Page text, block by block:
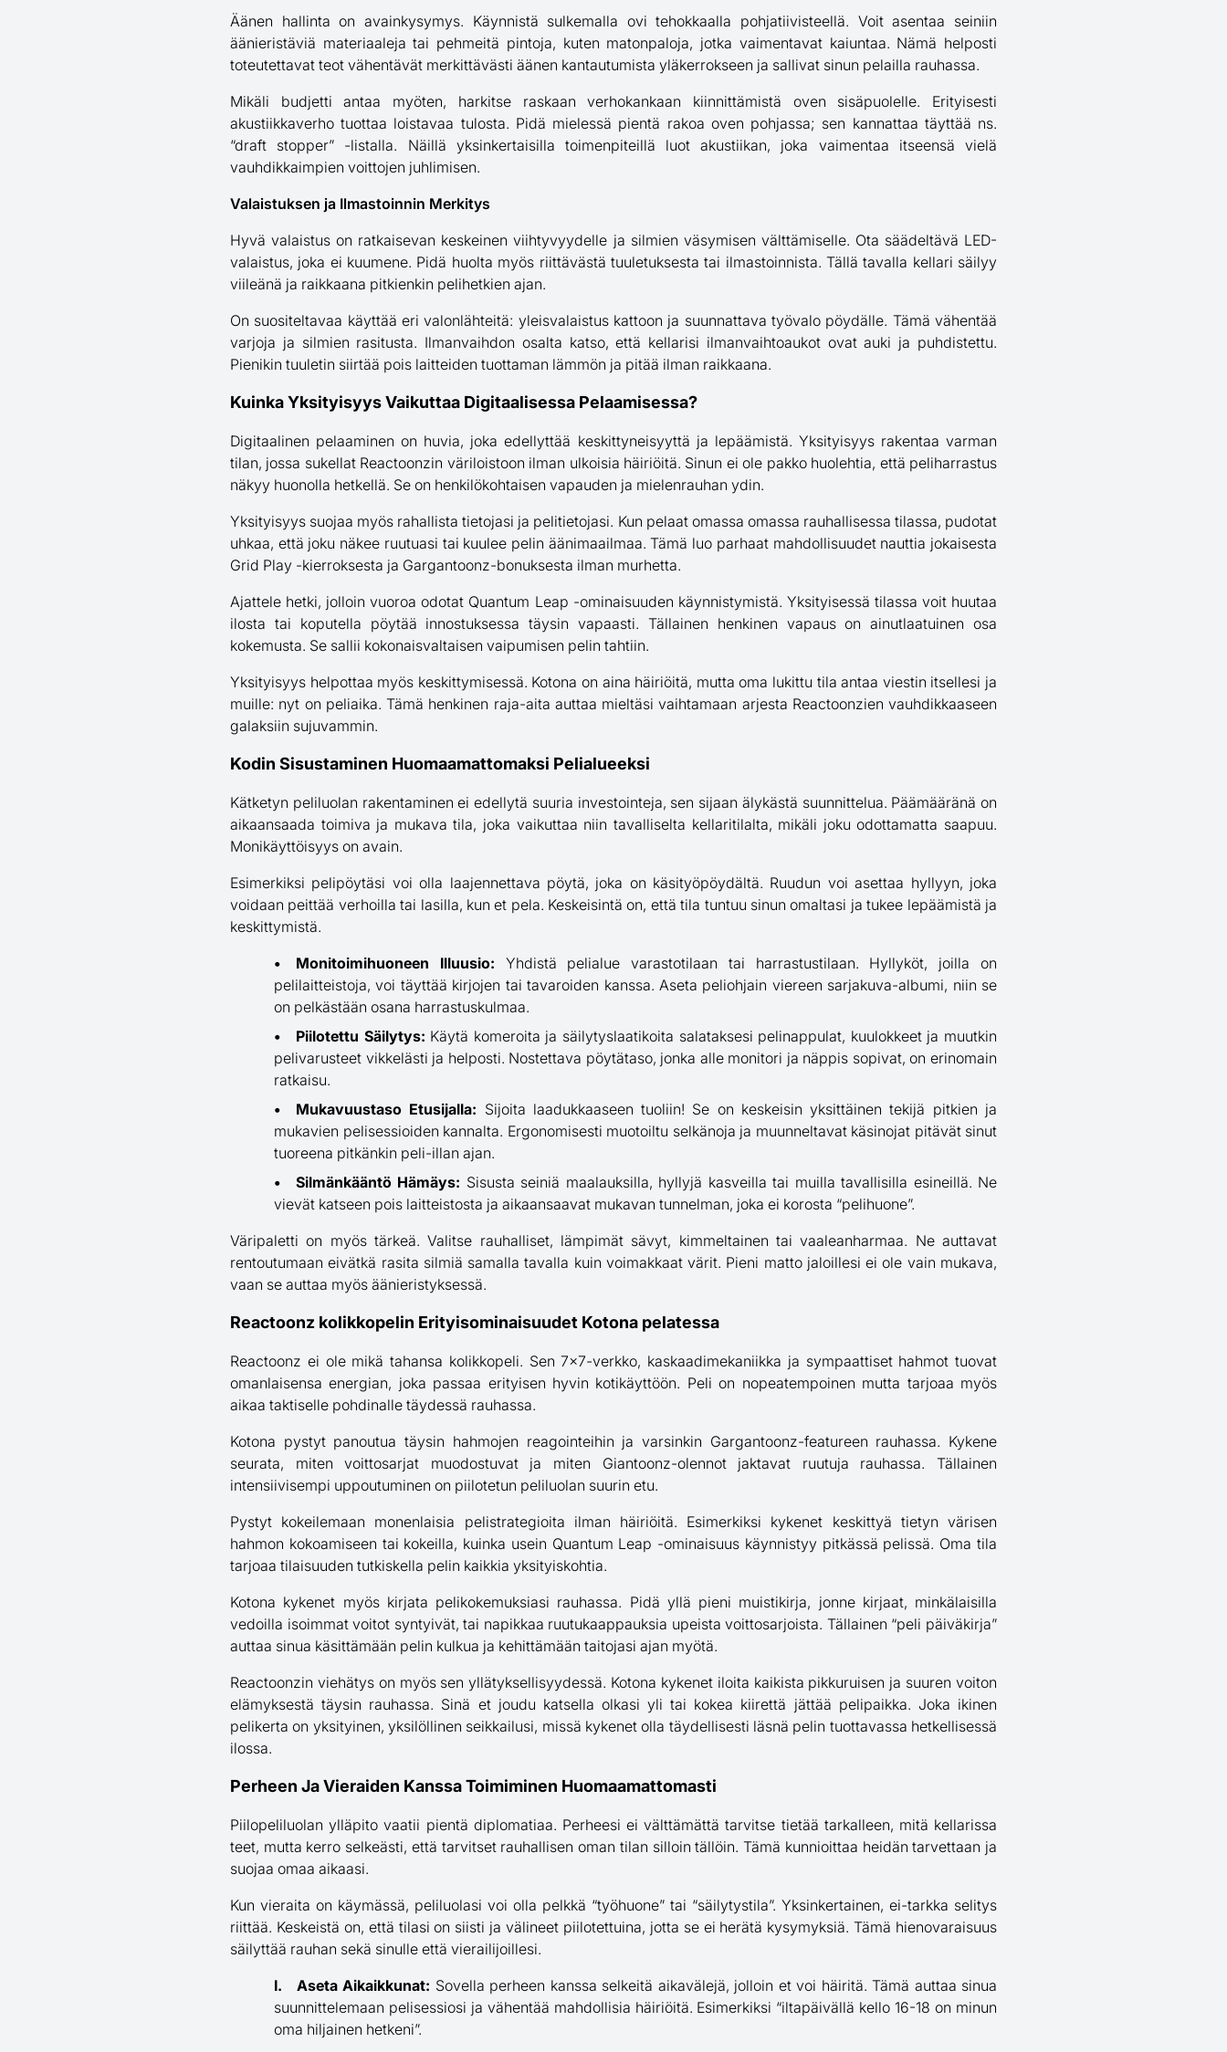
Äänen hallinta on avainkysymys. Käynnistä sulkemalla ovi tehokkaalla pohjatiivisteellä. Voit asentaa seiniin
äänieristäviä materiaaleja tai pehmeitä pintoja, kuten matonpaloja, jotka vaimentavat kaiuntaa. Nämä helposti
toteutettavat teot vähentävät merkittävästi äänen kantautumista yläkerrokseen ja sallivat sinun pelailla rauhassa.
Mikäli budjetti antaa myöten, harkitse raskaan verhokankaan kiinnittämistä oven sisäpuolelle. Erityisesti
akustiikkaverho tuottaa loistavaa tulosta. Pidä mielessä pientä rakoa oven pohjassa; sen kannattaa täyttää ns.
“draft stopper” -listalla. Näillä yksinkertaisilla toimenpiteillä luot akustiikan, joka vaimentaa itseensä vielä
vauhdikkaimpien voittojen juhlimisen.
Valaistuksen ja Ilmastoinnin Merkitys
Hyvä valaistus on ratkaisevan keskeinen viihtyvyydelle ja silmien väsymisen välttämiselle. Ota säädeltävä LED-
valaistus, joka ei kuumene. Pidä huolta myös riittävästä tuuletuksesta tai ilmastoinnista. Tällä tavalla kellari säilyy
viileänä ja raikkaana pitkienkin pelihetkien ajan.
On suositeltavaa käyttää eri valonlähteitä: yleisvalaistus kattoon ja suunnattava työvalo pöydälle. Tämä vähentää
varjoja ja silmien rasitusta. Ilmanvaihdon osalta katso, että kellarisi ilmanvaihtoaukot ovat auki ja puhdistettu.
Pienikin tuuletin siirtää pois laitteiden tuottaman lämmön ja pitää ilman raikkaana.
Kuinka Yksityisyys Vaikuttaa Digitaalisessa Pelaamisessa?
Digitaalinen pelaaminen on huvia, joka edellyttää keskittyneisyyttä ja lepäämistä. Yksityisyys rakentaa varman
tilan, jossa sukellat Reactoonzin väriloistoon ilman ulkoisia häiriöitä. Sinun ei ole pakko huolehtia, että peliharrastus
näkyy huonolla hetkellä. Se on henkilökohtaisen vapauden ja mielenrauhan ydin.
Yksityisyys suojaa myös rahallista tietojasi ja pelitietojasi. Kun pelaat omassa omassa rauhallisessa tilassa, pudotat
uhkaa, että joku näkee ruutuasi tai kuulee pelin äänimaailmaa. Tämä luo parhaat mahdollisuudet nauttia jokaisesta
Grid Play -kierroksesta ja Gargantoonz-bonuksesta ilman murhetta.
Ajattele hetki, jolloin vuoroa odotat Quantum Leap -ominaisuuden käynnistymistä. Yksityisessä tilassa voit huutaa
ilosta tai koputella pöytää innostuksessa täysin vapaasti. Tällainen henkinen vapaus on ainutlaatuinen osa
kokemusta. Se sallii kokonaisvaltaisen vaipumisen pelin tahtiin.
Yksityisyys helpottaa myös keskittymisessä. Kotona on aina häiriöitä, mutta oma lukittu tila antaa viestin itsellesi ja
muille: nyt on peliaika. Tämä henkinen raja-aita auttaa mieltäsi vaihtamaan arjesta Reactoonzien vauhdikkaaseen
galaksiin sujuvammin.
Kodin Sisustaminen Huomaamattomaksi Pelialueeksi
Kätketyn peliluolan rakentaminen ei edellytä suuria investointeja, sen sijaan älykästä suunnittelua. Päämääränä on
aikaansaada toimiva ja mukava tila, joka vaikuttaa niin tavalliselta kellaritilalta, mikäli joku odottamatta saapuu.
Monikäyttöisyys on avain.
Esimerkiksi pelipöytäsi voi olla laajennettava pöytä, joka on käsityöpöydältä. Ruudun voi asettaa hyllyyn, joka
voidaan peittää verhoilla tai lasilla, kun et pela. Keskeisintä on, että tila tuntuu sinun omaltasi ja tukee lepäämistä ja
keskittymistä.
Monitoimihuoneen Illuusio: Yhdistä pelialue varastotilaan tai harrastustilaan. Hyllyköt, joilla on
pelilaitteistoja, voi täyttää kirjojen tai tavaroiden kanssa. Aseta peliohjain viereen sarjakuva-albumi, niin se
on pelkästään osana harrastuskulmaa.
Piilotettu Säilytys: Käytä komeroita ja säilytyslaatikoita salataksesi pelinappulat, kuulokkeet ja muutkin
pelivarusteet vikkelästi ja helposti. Nostettava pöytätaso, jonka alle monitori ja näppis sopivat, on erinomain
ratkaisu.
Mukavuustaso Etusijalla: Sijoita laadukkaaseen tuoliin! Se on keskeisin yksittäinen tekijä pitkien ja
mukavien pelisessioiden kannalta. Ergonomisesti muotoiltu selkänoja ja muunneltavat käsinojat pitävät sinut
tuoreena pitkänkin peli-illan ajan.
Silmänkääntö Hämäys: Sisusta seiniä maalauksilla, hyllyjä kasveilla tai muilla tavallisilla esineillä. Ne
vievät katseen pois laitteistosta ja aikaansaavat mukavan tunnelman, joka ei korosta “pelihuone”.
Väripaletti on myös tärkeä. Valitse rauhalliset, lämpimät sävyt, kimmeltainen tai vaaleanharmaa. Ne auttavat
rentoutumaan eivätkä rasita silmiä samalla tavalla kuin voimakkaat värit. Pieni matto jaloillesi ei ole vain mukava,
vaan se auttaa myös äänieristyksessä.
Reactoonz kolikkopelin Erityisominaisuudet Kotona pelatessa
Reactoonz ei ole mikä tahansa kolikkopeli. Sen 7×7-verkko, kaskaadimekaniikka ja sympaattiset hahmot tuovat
omanlaisensa energian, joka passaa erityisen hyvin kotikäyttöön. Peli on nopeatempoinen mutta tarjoaa myös
aikaa taktiselle pohdinalle täydessä rauhassa.
Kotona pystyt panoutua täysin hahmojen reagointeihin ja varsinkin Gargantoonz-featureen rauhassa. Kykene
seurata, miten voittosarjat muodostuvat ja miten Giantoonz-olennot jaktavat ruutuja rauhassa. Tällainen
intensiivisempi uppoutuminen on piilotetun peliluolan suurin etu.
Pystyt kokeilemaan monenlaisia pelistrategioita ilman häiriöitä. Esimerkiksi kykenet keskittyä tietyn värisen
hahmon kokoamiseen tai kokeilla, kuinka usein Quantum Leap -ominaisuus käynnistyy pitkässä pelissä. Oma tila
tarjoaa tilaisuuden tutkiskella pelin kaikkia yksityiskohtia.
Kotona kykenet myös kirjata pelikokemuksiasi rauhassa. Pidä yllä pieni muistikirja, jonne kirjaat, minkälaisilla
vedoilla isoimmat voitot syntyivät, tai napikkaa ruutukaappauksia upeista voittosarjoista. Tällainen “peli päiväkirja”
auttaa sinua käsittämään pelin kulkua ja kehittämään taitojasi ajan myötä.
Reactoonzin viehätys on myös sen yllätyksellisyydessä. Kotona kykenet iloita kaikista pikkuruisen ja suuren voiton
elämyksestä täysin rauhassa. Sinä et joudu katsella olkasi yli tai kokea kiirettä jättää pelipaikka. Joka ikinen
pelikerta on yksityinen, yksilöllinen seikkailusi, missä kykenet olla täydellisesti läsnä pelin tuottavassa hetkellisessä
ilossa.
Perheen Ja Vieraiden Kanssa Toimiminen Huomaamattomasti
Piilopeliluolan ylläpito vaatii pientä diplomatiaa. Perheesi ei välttämättä tarvitse tietää tarkalleen, mitä kellarissa
teet, mutta kerro selkeästi, että tarvitset rauhallisen oman tilan silloin tällöin. Tämä kunnioittaa heidän tarvettaan ja
suojaa omaa aikaasi.
Kun vieraita on käymässä, peliluolasi voi olla pelkkä “työhuone” tai “säilytystila”. Yksinkertainen, ei-tarkka selitys
riittää. Keskeistä on, että tilasi on siisti ja välineet piilotettuina, jotta se ei herätä kysymyksiä. Tämä hienovaraisuus
säilyttää rauhan sekä sinulle että vierailijoillesi.
Aseta Aikaikkunat: Sovella perheen kanssa selkeitä aikavälejä, jolloin et voi häiritä. Tämä auttaa sinua
suunnittelemaan pelisessiosi ja vähentää mahdollisia häiriöitä. Esimerkiksi “iltapäivällä kello 16-18 on minun
oma hiljainen hetkeni”.